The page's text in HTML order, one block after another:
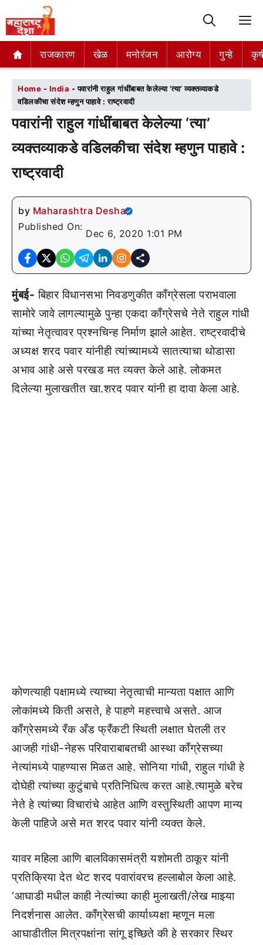
राजकारण खेळ मनोरंजन आरोग्य गुन्हे
राजकारण खेळ मनोरंजन आरोग्य गुन्हे
Home - India -पवारांनी राहुल गांधींबाबत केलेल्या ‘त्या’ व्यक्तव्याकडे
वडिलकीचा संदेश म्हणुन पाहावे : राष्ट्रवादी
पवारांनी राहुल गांधींबाबत केलेल्या ‘त्या’
व्यक्तव्याकडे वडिलकीचा संदेश म्हणुन पाहावे :
राष्ट्रवादी
by Maharashtra Desha
Published On:
Dec 6, 2020 1:01 PM
मुंबई- बिहार विधानसभा निवडणुकीत काँग्रेसला पराभवाला
सामोरे जावे लागल्यामुळे पुन्हा एकदा काँग्रेसचे नेते राहुल गांधी
यांच्या नेतृत्वावर प्रश्नचिन्ह निर्माण झाले आहेत. राष्ट्रवादीचे
अध्यक्ष शरद पवार यांनीही त्यांच्यामध्ये सातत्याचा थोडासा
अभाव आहे असे परखड मत व्यक्त केले आहे. लोकमत
दिलेल्या मुलाखतीत खा.शरद पवार यांनी हा दावा केला आहे.
कोणत्याही पक्षामध्ये त्याच्या नेतृत्वाची मान्यता पक्षात आणि
लोकांमध्ये किती असते, हे पाहणे महत्त्वाचे असते. आज
काँग्रेसमध्ये रँक अँड फ्रँकटी स्थिती लक्षात घेतली तर
आजही गांधी-नेहरू परिवाराबाबतची आस्था काँग्रेसच्या
नेत्यांमध्ये पाहण्यास मिळत आहे. सोनिया गांधी, राहुल गांधी हे
दोघेही त्यांच्या कुटुंबाचे प्रतिनिधित्व करत आहे.त्यामुळे बरेच
नेते हे त्यांच्या विचारांचे आहेत आणि वस्तुस्थिती आपण मान्य
केली पाहिजे असे मत शरद पवार यांनी व्यक्त केले.
यावर महिला आणि बालविकासमंत्री यशोमती ठाकूर यांनी
प्रतिक्रिया देत थेट शरद पवारांवरच हल्लाबोल केला आहे.
‘आघाडी मधील काही नेत्यांच्या काही मुलाखती/लेख माझ्या
निदर्शनास आलेत. काँग्रेसची कार्याध्यक्षा म्हणून मला
आघाडीतील मित्रपक्षांना सांगू इच्छिते की हे सरकार स्थिर